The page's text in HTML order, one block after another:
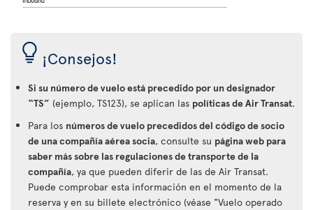
¡Consejos!
Si su número de vuelo está precedido por un designador
“TS” (ejemplo, TS123), se aplican las políticas de Air Transat.
Para los números de vuelo precedidos del código de socio
de una compañía aérea socia, consulte su página web para
saber más sobre las regulaciones de transporte de la
compañía, ya que pueden diferir de las de Air Transat.
Puede comprobar esta información en el momento de la
reserva y en su billete electrónico (véase "Vuelo operado